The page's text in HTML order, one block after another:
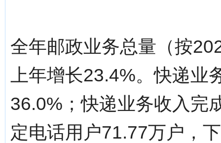
全年邮政业务总量（按
上年增长23.4%。快递
36.0%；快递业务收入完
定电话用户71.77万户，